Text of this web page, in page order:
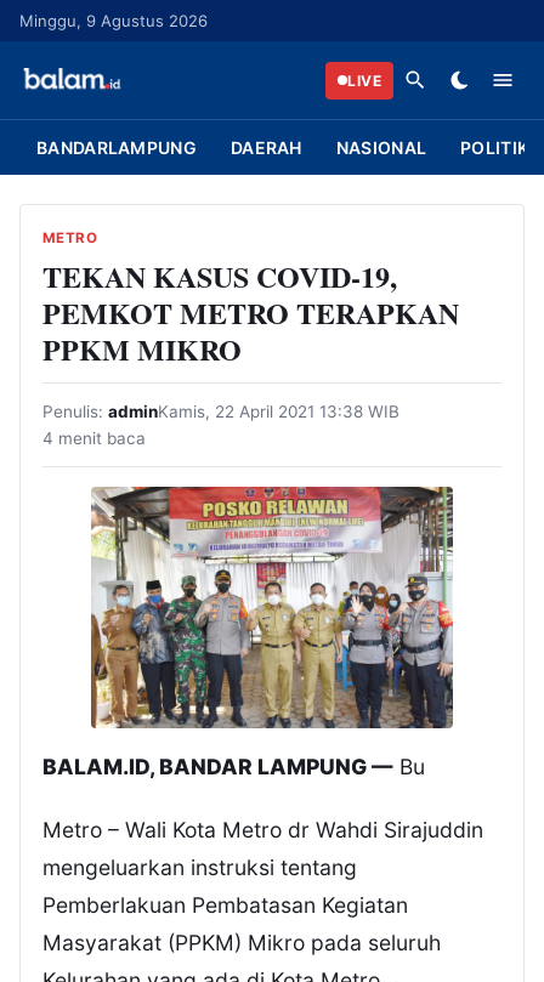
u
Minggu, 9 Agustus 2026
LIVE
BANDARLAMPUNG DAERAH NASIONAL POLITIK
METRO
TEKAN KASUS COVID-19,
PEMKOT METRO TERAPKAN
PPKM MIKRO
Penulis: adminKamis, 22 April 2021 13:38 WIB
4 menit baca
BALAM.ID, BANDAR LAMPUNG — Bu
Metro – Wali Kota Metro dr Wahdi Sirajuddin
mengeluarkan instruksi tentang
Pemberlakuan Pembatasan Kegiatan
Masyarakat (PPKM) Mikro pada seluruh